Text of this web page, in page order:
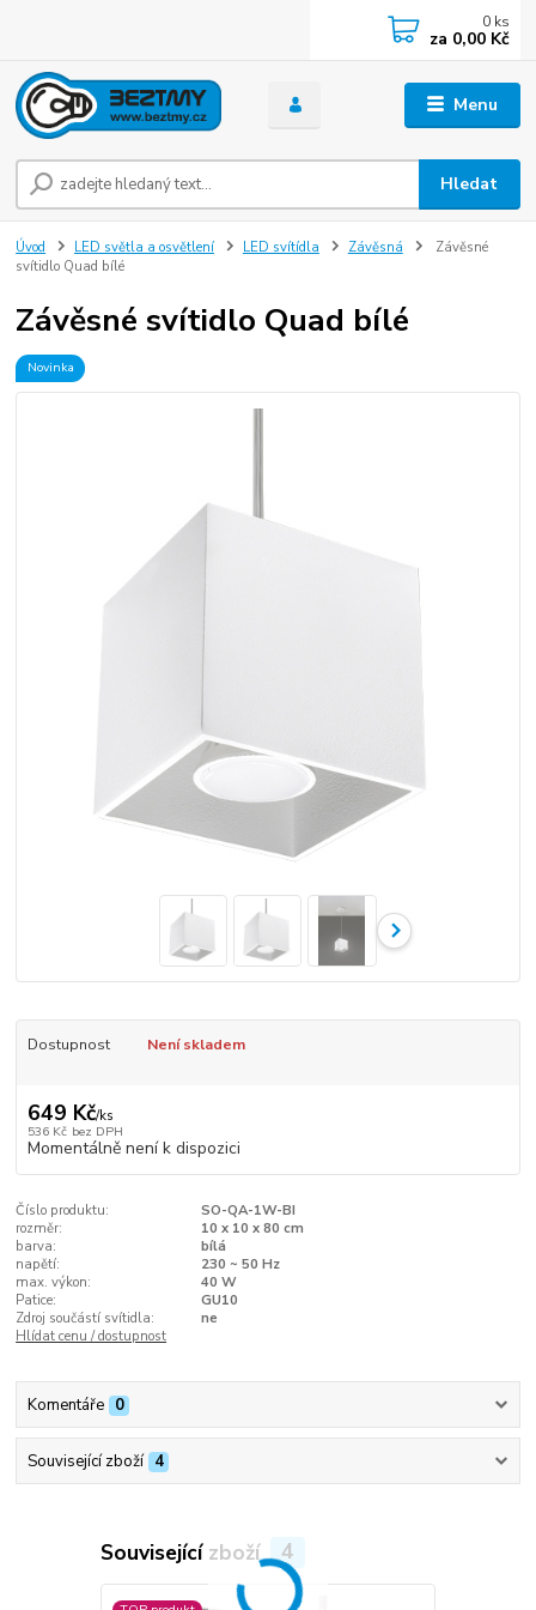
Menu
Hledat
0 ks
za 0,00 Kč
Úvod LED světla a osvětlení LED svítídla Závěsná
Závěsné
svítidlo Quad bílé
Závěsné svítidlo Quad bílé
Novinka
Dostupnost Není skladem
649 Kč/ks
536 Kč bez DPH
Momentálně není k dispozici
Číslo produktu:
SO-QA-1W-BI
rozměr:
10 x 10 x 80 cm
barva:
bílá
napětí:
230 ~ 50 Hz
max. výkon:
40 W
Patice:
GU10
Zdroj součástí svítidla:
ne
Hlídat cenu / dostupnost
Komentáře 0
Související zboží 4
Související zboží 4